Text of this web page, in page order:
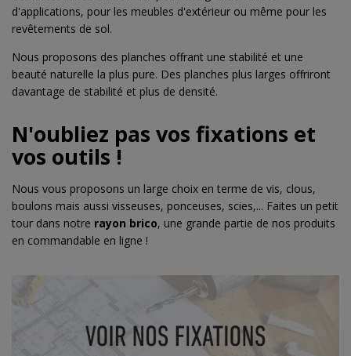
d'applications, pour les meubles d'extérieur ou même pour les
revêtements de sol.
Nous proposons des planches offrant une stabilité et une
beauté naturelle la plus pure. Des planches plus larges offriront
davantage de stabilité et plus de densité.
N'oubliez pas vos fixations et
vos outils !
Nous vous proposons un large choix en terme de vis, clous,
boulons mais aussi visseuses, ponceuses, scies,... Faites un petit
tour dans notre rayon brico, une grande partie de nos produits
en commandable en ligne !